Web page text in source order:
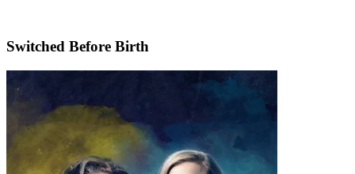
Switched Before Birth